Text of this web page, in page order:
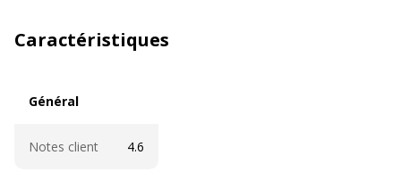
Caractéristiques
Général
Notes client 4.6